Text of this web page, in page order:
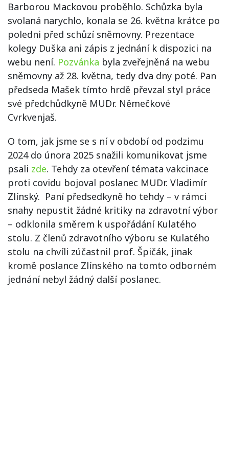
Barborou Mackovou proběhlo. Schůzka byla
svolaná narychlo, konala se 26. května krátce po
poledni před schůzí sněmovny. Prezentace
kolegy Duška ani zápis z jednání k dispozici na
webu není. Pozvánka byla zveřejněná na webu
sněmovny až 28. května, tedy dva dny poté. Pan
předseda Mašek tímto hrdě převzal styl práce
své předchůdkyně MUDr. Němečkové
Cvrkvenjaš.
O tom, jak jsme se s ní v období od podzimu
2024 do února 2025 snažili komunikovat jsme
psali zde. Tehdy za otevření témata vakcinace
proti covidu bojoval poslanec MUDr. Vladimír
Zlínský. Paní předsedkyně ho tehdy – v rámci
snahy nepustit žádné kritiky na zdravotní výbor
– odklonila směrem k uspořádání Kulatého
stolu. Z členů zdravotního výboru se Kulatého
stolu na chvíli zúčastnil prof. Špičák, jinak
kromě poslance Zlínského na tomto odborném
jednání nebyl žádný další poslanec.